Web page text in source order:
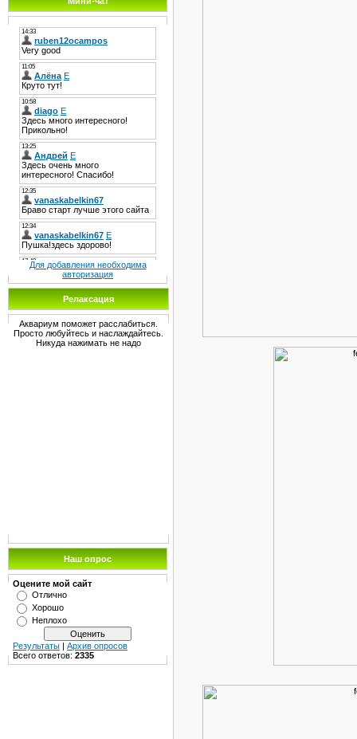
Для добавления необходима
авторизация
Релаксация
Аквариум поможет расслабиться.
Просто любуйтесь и наслаждайтесь.
Никуда нажимать не надо
Наш опрос
Оцените мой сайт
Отлично
Хорошо
Неплохо
Результаты | Архив опросов
Всего ответов: 2335